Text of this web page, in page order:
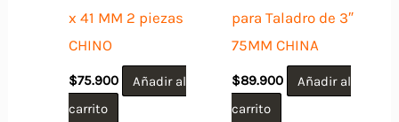
x 41 MM 2 piezas
CHINO
$75.900
Añadir al
carrito
para Taladro de 3″
75MM CHINA
$89.900
Añadir al
carrito